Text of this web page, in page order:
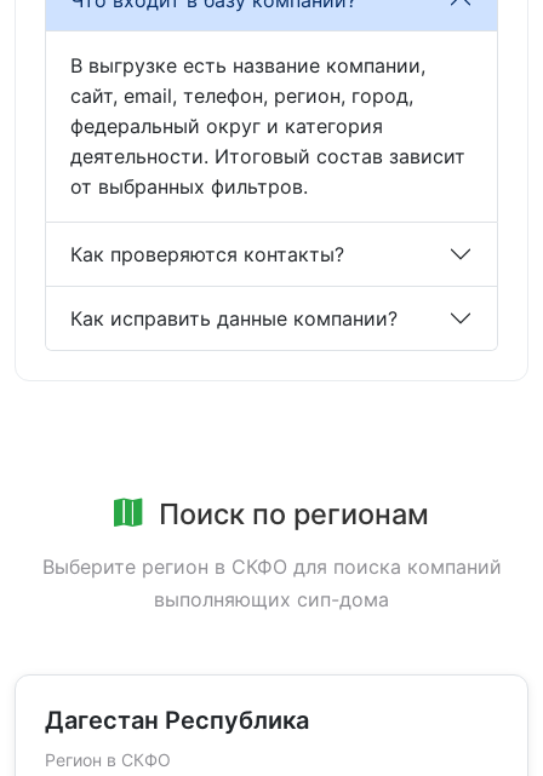
В выгрузке есть название компании,
сайт, email, телефон, регион, город,
федеральный округ и категория
деятельности. Итоговый состав зависит
от выбранных фильтров.
Как проверяются контакты?
Как исправить данные компании?
Поиск по регионам
Выберите регион в СКФО для поиска компаний
выполняющих сип-дома
Дагестан Республика
Регион в СКФО